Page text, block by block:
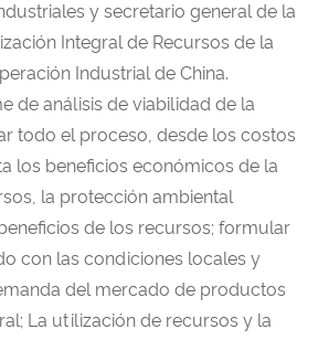
y secretario general de la
Integral de Recursos de la
Industrial de China.
de análisis de viabilidad de la
todo el proceso, desde los costos
los beneficios económicos de la
la protección ambiental
de los recursos; formular
con las condiciones locales y
del mercado de productos
La utilización de recursos y la